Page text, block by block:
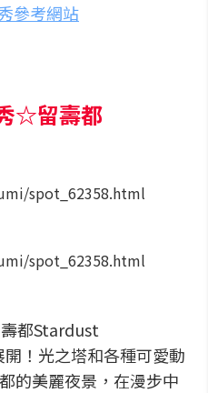
參考網站
☆留壽都
spot_62358.html
spot_62358.html
都Stardust
！光之塔和各種可愛動
的美麗夜景，在漫步中